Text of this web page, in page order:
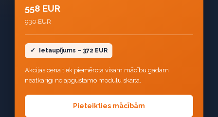
558 EUR
930 EUR
✓ Ietaupījums – 372 EUR
Akcijas cena tiek piemērota visam mācību gadam
neatkarīgi no apgūstamo moduļu skaita.
Pieteikties mācībām